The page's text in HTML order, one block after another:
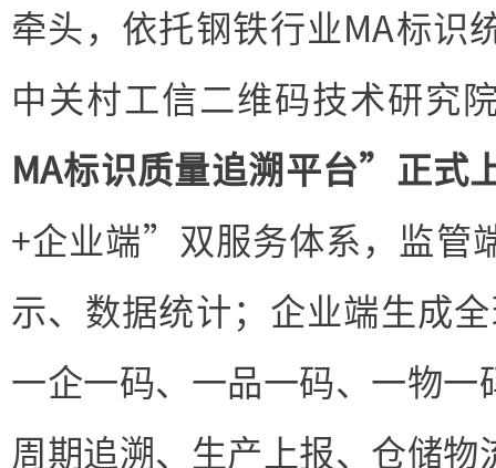
牵头，依托钢铁行业MA标识
中关村工信二维码技术研究
MA标识质量追溯平台”正式
+企业端”双服务体系，监管
示、数据统计；企业端生成
一企一码、一品一码、一物一
周期追溯、生产上报、仓储